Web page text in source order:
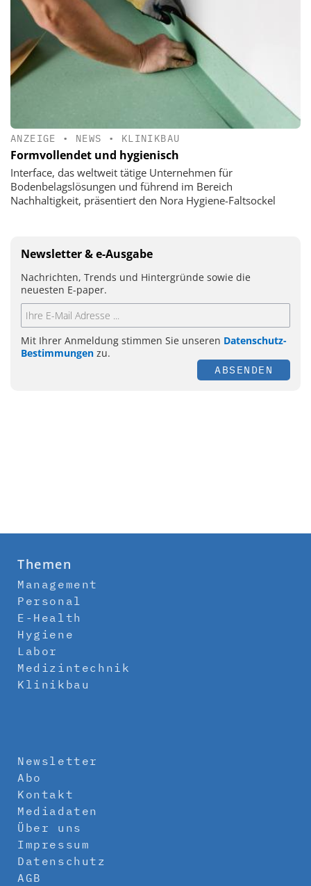
ANZEIGE • NEWS • KLINIKBAU
Formvollendet und hygienisch
Interface, das weltweit tätige Unternehmen für
Bodenbelagslösungen und führend im Bereich
Nachhaltigkeit, präsentiert den Nora Hygiene-Faltsockel
Newsletter & e-Ausgabe
Nachrichten, Trends und Hintergründe sowie die
neuesten E-paper.
Mit Ihrer Anmeldung stimmen Sie unseren Datenschutz-
Bestimmungen zu.
ABSENDEN
Themen
Management
Personal
E-Health
Hygiene
Labor
Medizintechnik
Klinikbau
Newsletter
Abo
Kontakt
Mediadaten
Über uns
Impressum
Datenschutz
AGB